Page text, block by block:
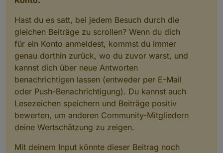
Hast du es satt, bei jedem Besuch durch die
gleichen Beiträge zu scrollen? Wenn du dich
für ein Konto anmeldest, kommst du immer
genau dorthin zurück, wo du zuvor warst, und
kannst dich über neue Antworten
benachrichtigen lassen (entweder per E-Mail
oder Push-Benachrichtigung). Du kannst auch
Lesezeichen speichern und Beiträge positiv
bewerten, um anderen Community-Mitgliedern
deine Wertschätzung zu zeigen.
Mit deinem Input könnte dieser Beitrag noch